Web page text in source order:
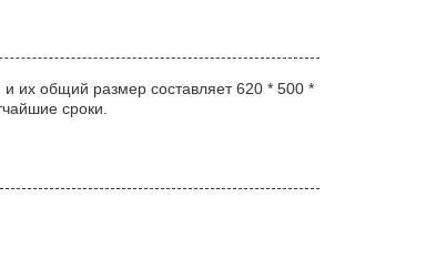
их общий размер составляет 620 * 500 *
сроки.